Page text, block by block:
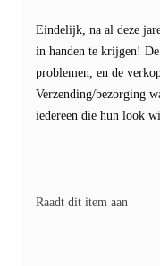
Eindelijk, na al deze
in handen te krijgen!
problemen, en de
Verzending/bezorging
iedereen die hun look
Raadt dit item aan